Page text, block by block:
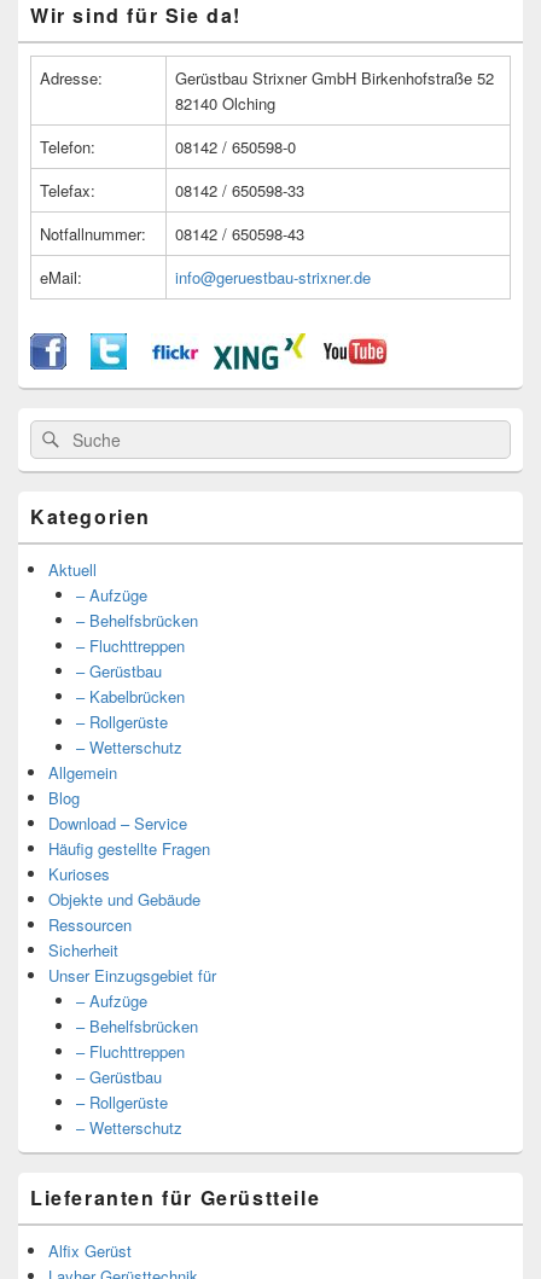
Seitenleisten
Widget-
Wir sind für Sie da!
Adresse:
Gerüstbau Strixner GmbH Birkenhofstraße 52
82140 Olching
Telefon:
08142 / 650598-0
Telefax:
08142 / 650598-33
Notfallnummer:
08142 / 650598-43
eMail:
info@geruestbau-strixner.de
Suche
nach:
Suche
Kategorien
Aktuell
– Aufzüge
– Behelfsbrücken
– Fluchttreppen
– Gerüstbau
– Kabelbrücken
– Rollgerüste
– Wetterschutz
Allgemein
Blog
Download – Service
Häufig gestellte Fragen
Kurioses
Objekte und Gebäude
Ressourcen
Sicherheit
Unser Einzugsgebiet für
– Aufzüge
– Behelfsbrücken
– Fluchttreppen
– Gerüstbau
– Rollgerüste
– Wetterschutz
Lieferanten für Gerüstteile
Alfix Gerüst